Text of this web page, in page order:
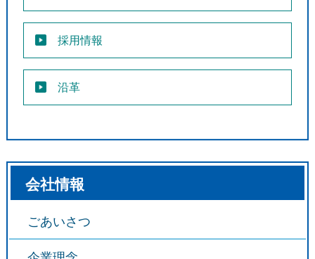
採用情報
沿革
会社情報
ごあいさつ